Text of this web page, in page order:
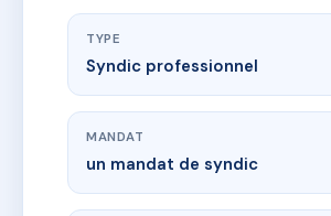
TYPE
Syndic professionnel
MANDAT
un mandat de syndic